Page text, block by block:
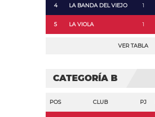
4 LA BANDA DEL VIEJO 1
5 LA VIOLA 1
VER TABLA
CATEGORÍA B
POS CLUB PJ